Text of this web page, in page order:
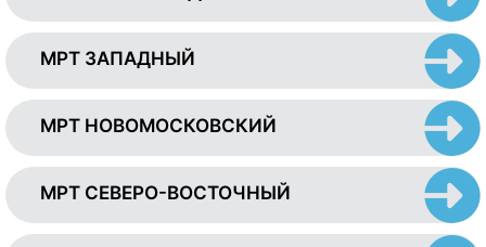
МРТ ЗАПАДНЫЙ
МРТ НОВОМОСКОВСКИЙ
МРТ СЕВЕРО-ВОСТОЧНЫЙ